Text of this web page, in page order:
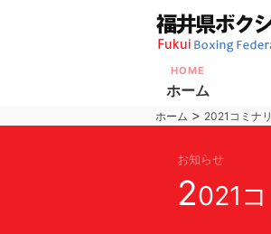
HOME
ホーム
ホーム > 2021コミナ
お知らせ
2021